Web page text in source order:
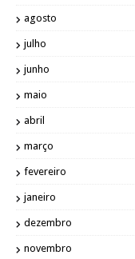
agosto
julho
junho
maio
abril
março
fevereiro
janeiro
dezembro
novembro